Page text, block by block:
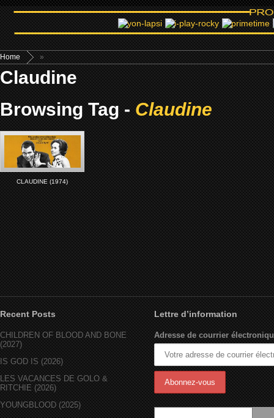
Home »
Claudine
Browsing Tag -Claudine
CLAUDINE (1974)
Recent Posts
CHILDREN OF BLOOD AND BONE
(2027)
IS GOD IS (2026)
LES VACANCES DE GOLO &
RITCHIE (2026)
YOUNGBLOOD (2025)
Lettre d’information
Adresse de courrier